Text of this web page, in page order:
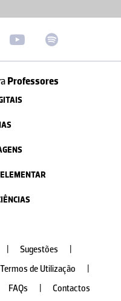
Professores
Sugestões
Termos de Utilização
FAQs Contactos